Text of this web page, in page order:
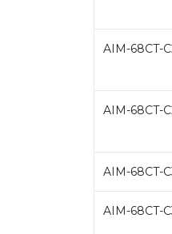
AIM-68CT-
AIM-68CT-
AIM-68CT-
AIM-68CT-